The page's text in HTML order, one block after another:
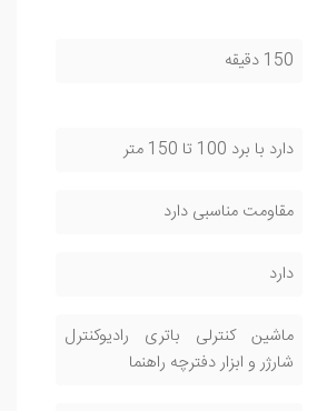
150 دقیقه
دارد با برد 100 تا 150 متر
مقاومت مناسبی دارد
دارد
ماشین کنترلی باتری رادیوکنترل
شارژر و ابزار دفترچه راهنما